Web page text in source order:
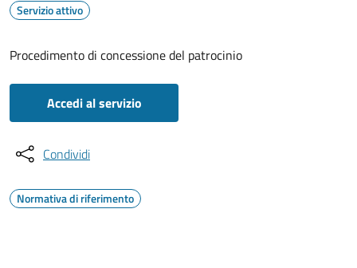
Servizio attivo
Procedimento di concessione del patrocinio
Accedi al servizio
Condividi
Normativa di riferimento